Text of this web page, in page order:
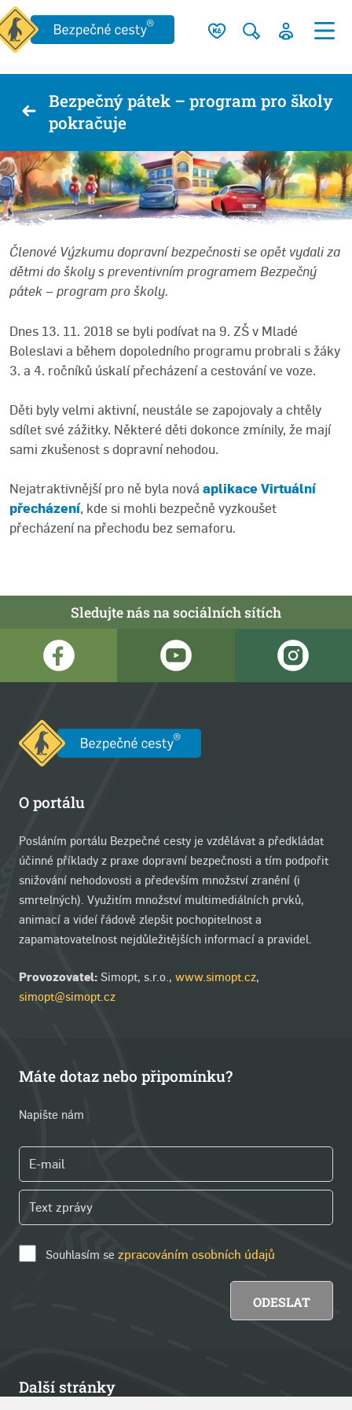
Bezpečný pátek – program pro školy
pokračuje
Členové Výzkumu dopravní bezpečnosti se opět vydali za
dětmi do školy s preventivním programem Bezpečný
pátek – program pro školy.
Dnes 13. 11. 2018 se byli podívat na 9. ZŠ v Mladé
Boleslavi a během dopoledního programu probrali s žáky
3. a 4. ročníků úskalí přecházení a cestování ve voze.
Děti byly velmi aktivní, neustále se zapojovaly a chtěly
sdílet své zážitky. Některé děti dokonce zmínily, že mají
sami zkušenost s dopravní nehodou.
Nejatraktivnější pro ně byla nová aplikace Virtuální
přecházení, kde si mohli bezpečně vyzkoušet
přecházení na přechodu bez semaforu.
Sledujte nás na sociálních sítích
O portálu
Posláním portálu Bezpečné cesty je vzdělávat a předkládat
účinné příklady z praxe dopravní bezpečnosti a tím podpořit
snižování nehodovosti a především množství zranění (i
smrtelných). Využitím množství multimediálních prvků,
animací a videí řádově zlepšit pochopitelnost a
zapamatovatelnost nejdůležitějších informací a pravidel.
Provozovatel: Simopt, s.r.o., www.simopt.cz,
simopt@simopt.cz
Máte dotaz nebo připomínku?
Napište nám
Souhlasím se zpracováním osobních údajů
Další stránky